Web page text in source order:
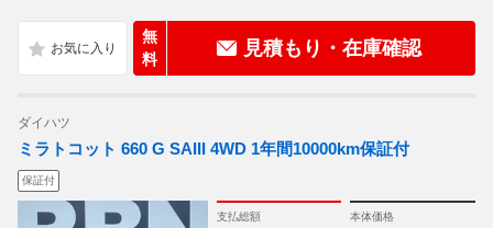
無
料
見積もり・在庫確認
ダイハツ
ミラトコット 660 G SAIII 4WD 1年間10000km保証付
保証付
支払総額 本体価格